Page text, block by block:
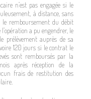
n’est pas engagée si le
à distance, sans
remboursement du débit
a pu engendrer, le
prélèvement auprès de sa
120 jours si le contrat le
sont remboursés par la
après réception de la
frais de restitution des